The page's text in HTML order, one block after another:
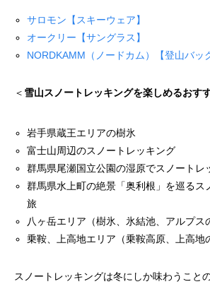
サロモン【スキーウェア】
オークリー【サングラス】
NORDKAMM（ノードカム）【登山バッ
＜ 雪山スノートレッキングを楽しめるおす
岩手県蔵王エリアの樹氷
富士山周辺のスノートレッキング
群馬県尾瀬国立公園の湿原でスノートレ
群馬県水上町の絶景「奥利根」を巡るス
旅
八ヶ岳エリア（樹氷、氷結池、アルプス
乗鞍、上高地エリア（乗鞍高原、上高地
スノートレッキングは冬にしか味わうこと